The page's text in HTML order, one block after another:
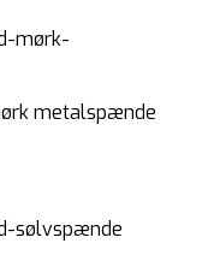
metalspænde